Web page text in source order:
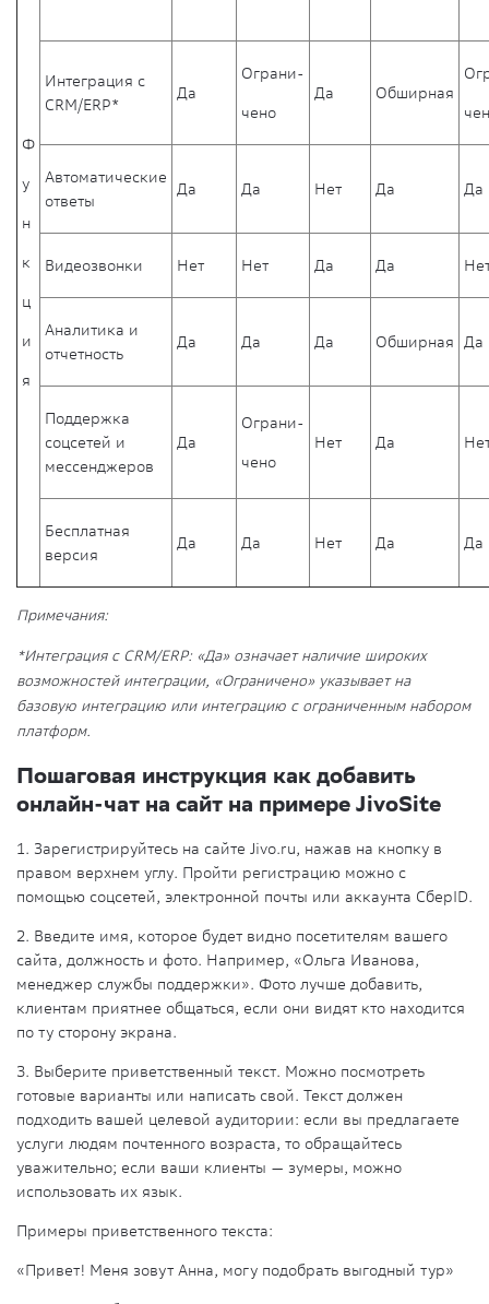
Ф
у
н
к
ц
и
я
Интеграция с
CRM/ERP*
Да
Ограни-
чено
Да Обширная
Автоматические
ответы
Да Да Нет Да Да
Видеозвонки Нет Нет Да Да
Аналитика и
отчетность
Да Да Да Обширная Да
Поддержка
соцсетей и
мессенджеров
Да
Ограни-
чено
Нет Да
Бесплатная
версия
Да Да Нет Да Да
Примечания:
*Интеграция с CRM/ERP: «Да» означает наличие широких
возможностей интеграции, «Ограничено» указывает на
базовую интеграцию или интеграцию с ограниченным набором
платформ.
Пошаговая инструкция как добавить
онлайн-чат на сайт на примере JivoSite
1. Зарегистрируйтесь на сайте Jivo.ru, нажав на кнопку в
правом верхнем углу. Пройти регистрацию можно с
помощью соцсетей, электронной почты или аккаунта СберID.
2. Введите имя, которое будет видно посетителям вашего
сайта, должность и фото. Например, «Ольга Иванова,
менеджер службы поддержки». Фото лучше добавить,
клиентам приятнее общаться, если они видят кто находится
по ту сторону экрана.
3. Выберите приветственный текст. Можно посмотреть
готовые варианты или написать свой. Текст должен
подходить вашей целевой аудитории: если вы предлагаете
услуги людям почтенного возраста, то обращайтесь
уважительно; если ваши клиенты — зумеры, можно
использовать их язык.
Примеры приветственного текста:
«Привет! Меня зовут Анна, могу подобрать выгодный тур»